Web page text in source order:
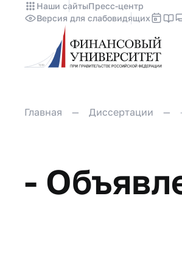
Наши сайтыПресс-центр
Версия для слабовидящих
Главная Диссертации
-